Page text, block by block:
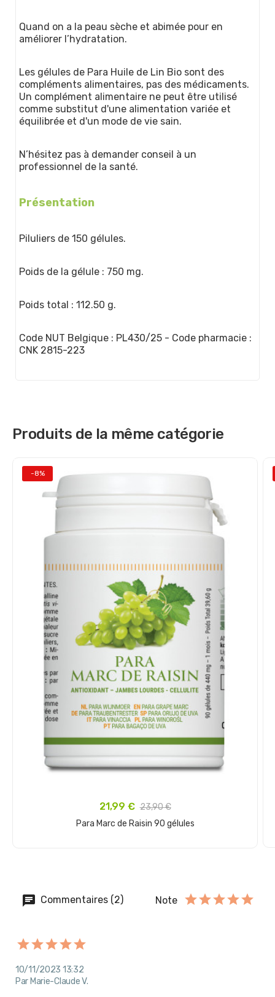
Quand on a la peau sèche et abimée pour en
améliorer l’hydratation.
Les gélules de Para Huile de Lin Bio sont des
compléments alimentaires, pas des médicaments.
Un complément alimentaire ne peut être utilisé
comme substitut d'une alimentation variée et
équilibrée et d'un mode de vie sain.
N’hésitez pas à demander conseil à un
professionnel de la santé.
Présentation
Piluliers de 150 gélules.
Poids de la gélule : 750 mg.
Poids total : 112.50 g.
Code NUT Belgique : PL430/25 - Code pharmacie :
CNK 2815-223
Produits de la même catégorie
-8%
21,99 € 23,90 €
Para Marc de Raisin 90 gélules
Commentaires (2) Note
10/11/2023 13:32
Par Marie-Claude V.